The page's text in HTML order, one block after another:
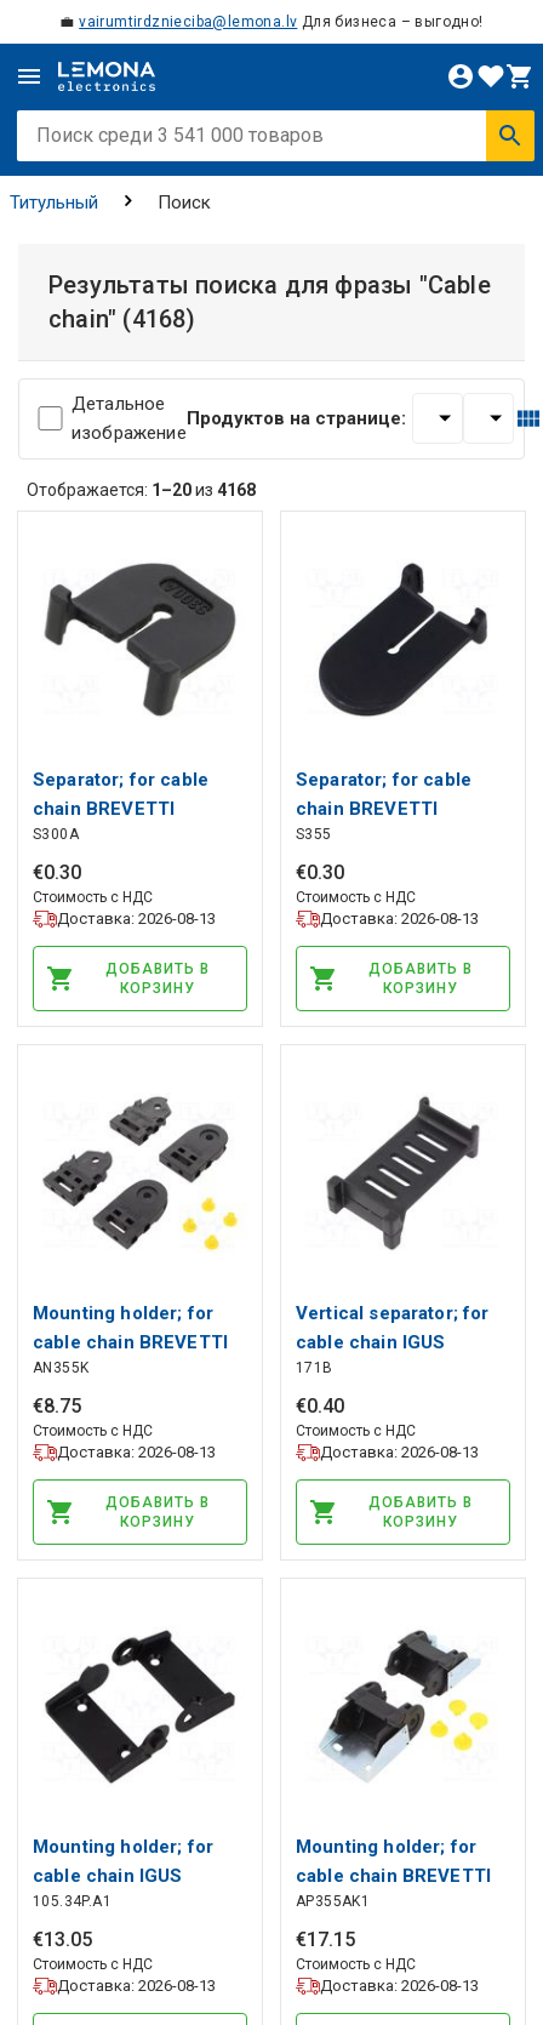
💼vairumtirdznieciba@lemona.lv Для бизнеса – выгодно!
Титульный Поиск
Результаты поиска для фразы "Cable
chain" (4168)
Детальное
изображение
Продуктов на странице:
Отображается: 1–20из 4168
Separator; for cable
chain BREVETTI
S300A
€0.30
Стоимость с НДС
Доставка: 2026-08-13
ДОБАВИТЬ В
КОРЗИНУ
Separator; for cable
chain BREVETTI
S355
€0.30
Стоимость с НДС
Доставка: 2026-08-13
ДОБАВИТЬ В
КОРЗИНУ
Mounting holder; for
cable chain BREVETTI
AN355K
€8.75
Стоимость с НДС
Доставка: 2026-08-13
ДОБАВИТЬ В
КОРЗИНУ
Vertical separator; for
cable chain IGUS
171B
€0.40
Стоимость с НДС
Доставка: 2026-08-13
ДОБАВИТЬ В
КОРЗИНУ
Mounting holder; for
cable chain IGUS
105.34P.A1
€13.05
Стоимость с НДС
Доставка: 2026-08-13
Mounting holder; for
cable chain BREVETTI
AP355AK1
€17.15
Стоимость с НДС
Доставка: 2026-08-13